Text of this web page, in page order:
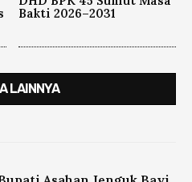
Bakti 2026–2031
LAINNYA